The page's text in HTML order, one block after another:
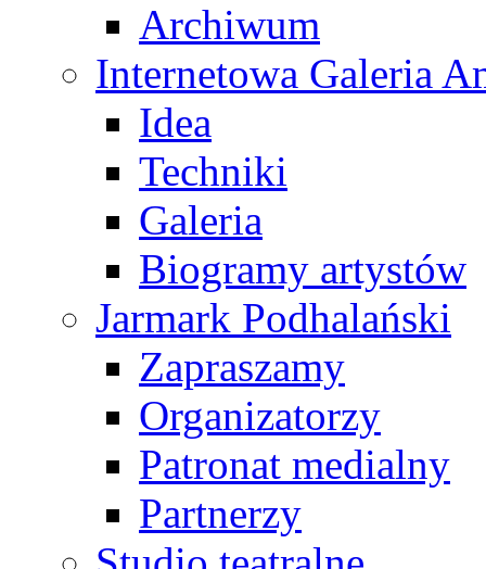
Archiwum
Internetowa Galeria
Idea
Techniki
Galeria
Biogramy artystów
Jarmark Podhalański
Zapraszamy
Organizatorzy
Patronat medialny
Partnerzy